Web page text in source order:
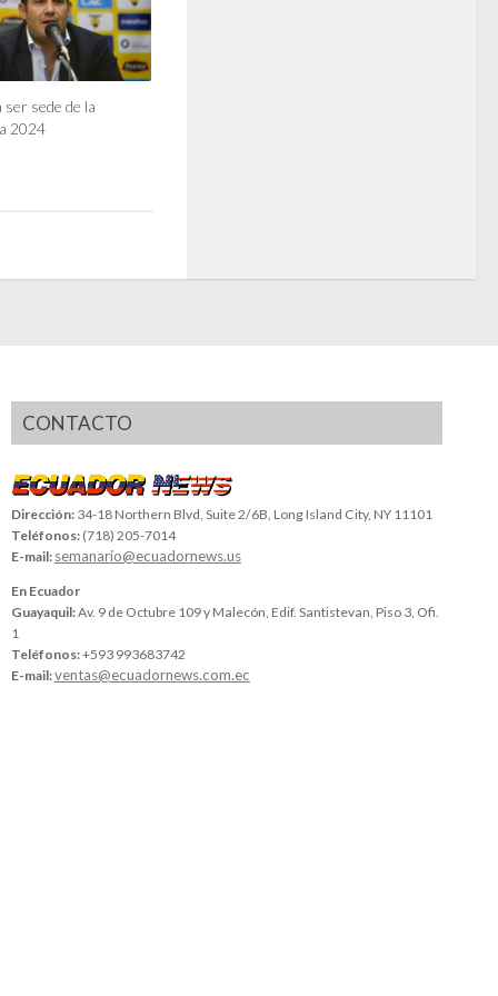
sede de la
2024
CONTACTO
Dirección: 34-18 Northern Blvd, Suite 2/6B, Long Island City, NY 11101
Teléfonos: (718) 205-7014
E-mail: semanario@ecuadornews.us
En Ecuador
Guayaquil:Av. 9 de Octubre 109 y Malecón, Edif. Santistevan, Piso 3, Ofi.
1
Teléfonos:+593 993683742
E-mail:ventas@ecuadornews.com.ec